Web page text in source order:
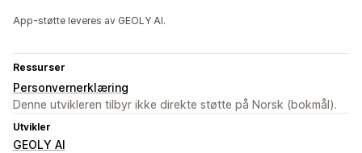
App-støtte leveres av GEOLY AI.
Ressurser
Personvernerklæring
Denne utvikleren tilbyr ikke direkte støtte på Norsk (bokmål).
Utvikler
GEOLY AI